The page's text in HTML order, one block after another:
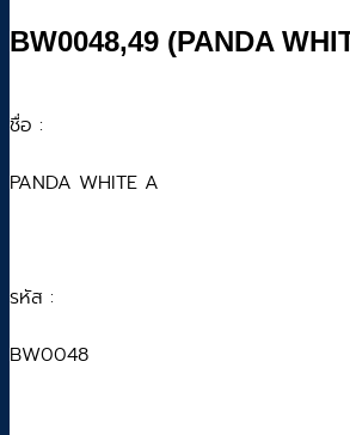
BW0048,49 (PANDA
ชื่อ :
PANDA WHITE A
รหัส :
BW0048